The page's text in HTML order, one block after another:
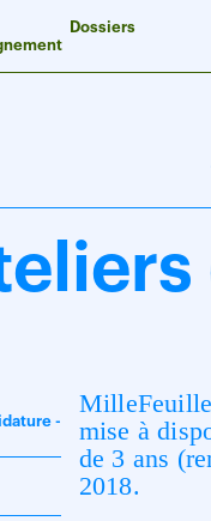
Dossiers
mise à
de 3 ans
2018.
-